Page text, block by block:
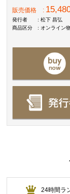
販売価格 :
発行者
: 松下 昌弘
商品区分
: オンライン
24時間ラ